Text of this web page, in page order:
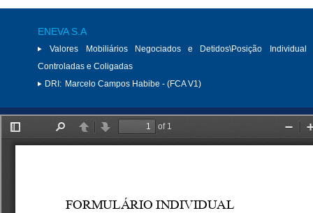
ENEVA S.A
Valores Mobiliários Negociados e Detidos\Posição
Controladas e Coligadas
DRI: Marcelo Campos Habibe - (FCA V1)